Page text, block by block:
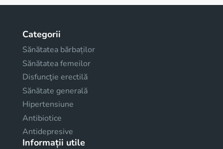
Categorii
Sănătatea bărbaților
Sănătatea femeilor
Disfuncţie erectilă
Sănătate generală
Hipertensiune
Antibiotice
Antidepresive
Informații utile